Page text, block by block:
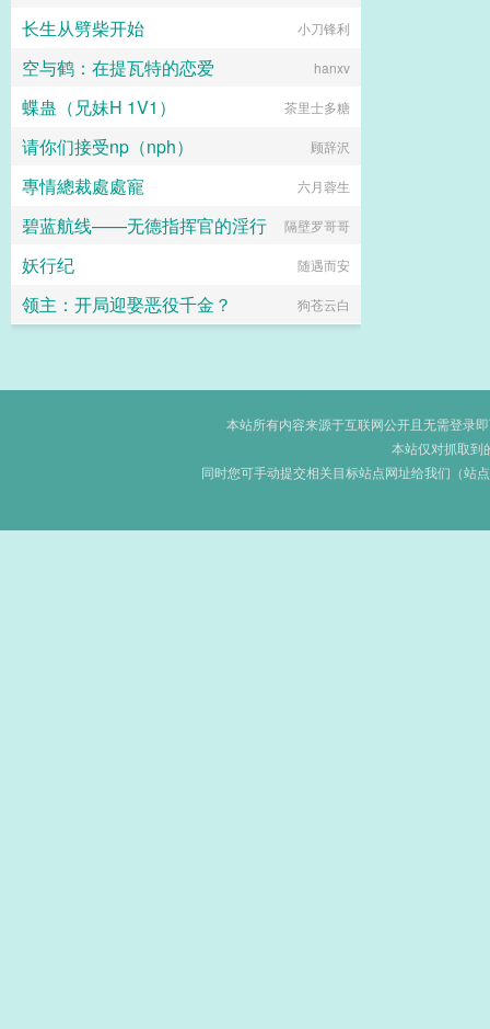
长生从劈柴开始
小刀锋利
空与鹤：在提瓦特的恋爱 hanxv
蝶蛊（兄妹H 1V1） 茶里士多糖
请你们接受np（nph） 顾辞沢
專情總裁處處寵 六月蓉生
碧蓝航线——无德指挥官的淫行 隔壁罗哥哥
妖行纪 随遇而安
领主：开局迎娶恶役千金？ 狗苍云白
本站所有内容来源于互联网公开且无需登录
本站仅对抓取到
同时您可手动提交相关目标站点网址给我们（站